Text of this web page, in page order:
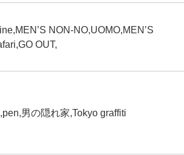
NON-NO,UOMO,MEN’S
OUT,
男の隠れ家,Tokyo graffiti